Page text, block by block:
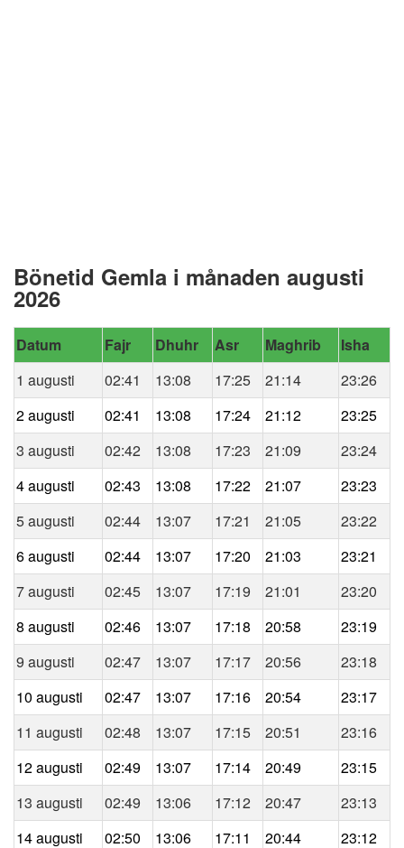
Bönetid Gemla i månaden augusti
2026
Datum Fajr Dhuhr Asr Maghrib
Isha
1 augusti
02:41 13:08 17:25 21:14
23:26
2 augusti
02:41 13:08 17:24 21:12
23:25
3 augusti
02:42 13:08 17:23 21:09
23:24
4 augusti
02:43 13:08 17:22 21:07
23:23
5 augusti
02:44 13:07 17:21 21:05
23:22
6 augusti
02:44 13:07 17:20 21:03
23:21
7 augusti
02:45 13:07 17:19 21:01
23:20
8 augusti
02:46 13:07 17:18 20:58
23:19
9 augusti
02:47 13:07 17:17 20:56
23:18
10 augusti
02:47 13:07 17:16 20:54
23:17
11 augusti
02:48 13:07 17:15 20:51
23:16
12 augusti
02:49 13:07 17:14 20:49
23:15
13 augusti
02:49 13:06 17:12 20:47
23:13
14 augusti
02:50 13:06 17:11 20:44 23:12